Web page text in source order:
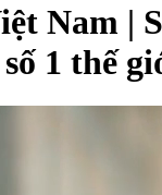
Nam |
1 thế